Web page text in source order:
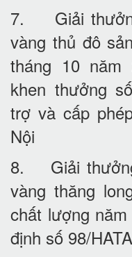
7. Giải
vàng thủ đô
tháng 10 năm
khen thưởng
trợ và cấp
Nội
8. Giải
vàng thăng
chất lượng
định số 98/